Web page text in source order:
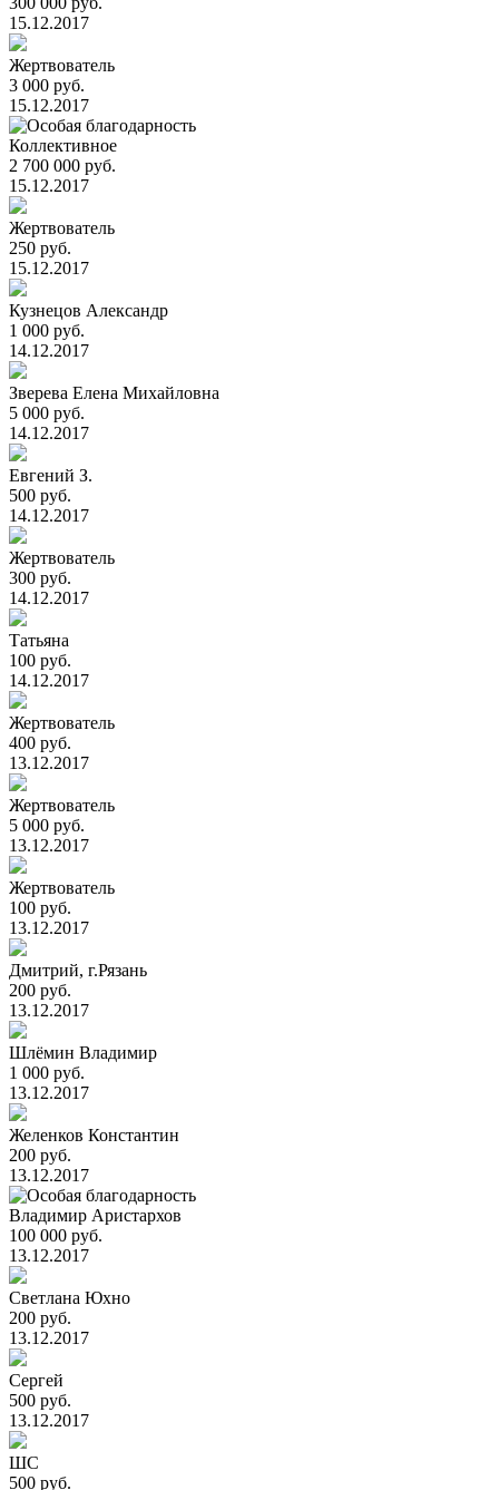
15.12.2017
Жертвователь
3 000 руб.
15.12.2017
Коллективное
2 700 000 руб.
15.12.2017
Жертвователь
250 руб.
15.12.2017
Кузнецов Александр
1 000 руб.
14.12.2017
Зверева Елена Михайловна
5 000 руб.
14.12.2017
Евгений З.
500 руб.
14.12.2017
Жертвователь
300 руб.
14.12.2017
Татьяна
100 руб.
14.12.2017
Жертвователь
400 руб.
13.12.2017
Жертвователь
5 000 руб.
13.12.2017
Жертвователь
100 руб.
13.12.2017
Дмитрий, г.Рязань
200 руб.
13.12.2017
Шлёмин Владимир
1 000 руб.
13.12.2017
Желенков Константин
200 руб.
13.12.2017
Владимир Аристархов
100 000 руб.
13.12.2017
Светлана Юхно
200 руб.
13.12.2017
Сергей
500 руб.
13.12.2017
ШС
500 руб.